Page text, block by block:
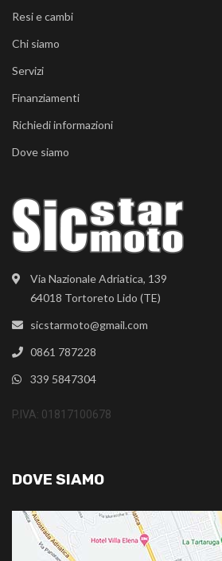
Via Nazionale Adriatica, 139
64018 Tortoreto Lido (TE)
sicstarmoto@gmail.com
0861 787228
339 5847304
P.IVA: 01817100678
Resi e cambi
Chi siamo
Servizi
Finanziamenti
Richiedi informazioni
Dove siamo
DOVE SIAMO